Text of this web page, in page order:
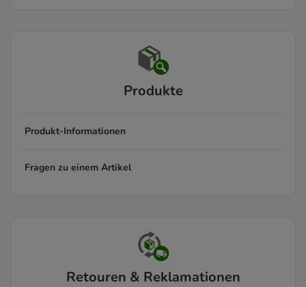
Produkte
Produkt-Informationen
Fragen zu einem Artikel
Retouren & Reklamationen